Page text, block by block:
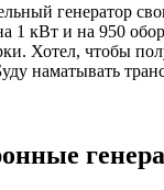
генератор
1 кВт и на 950
Хотел, чтобы
наматывать